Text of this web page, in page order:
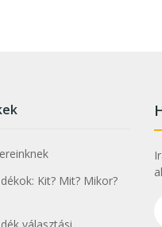
Kit? Mit? Mikor?
választási